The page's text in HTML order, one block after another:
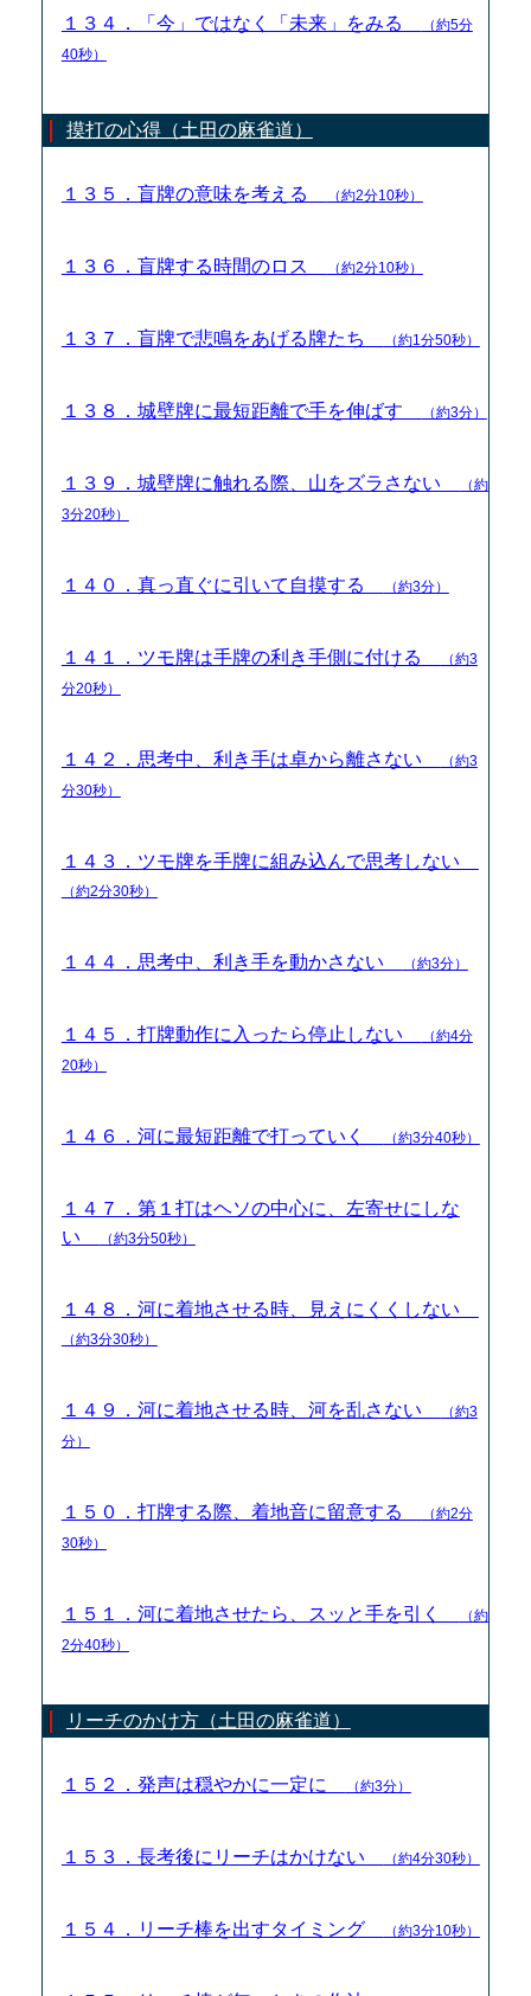
１３４．「今」ではなく「未来」をみる
（約5分
40秒）
摸打の心得（土田の麻雀道）
１３５．盲牌の意味を考える （約2分10秒）
１３６．盲牌する時間のロス （約2分10秒）
１３７．盲牌で悲鳴をあげる牌たち （約1分50秒）
１３８．城壁牌に最短距離で手を伸ばす （約3分）
１３９．城壁牌に触れる際、山をズラさない
（約
3分20秒）
１４０．真っ直ぐに引いて自摸する （約3分）
１４１．ツモ牌は手牌の利き手側に付ける
（約3
分20秒）
１４２．思考中、利き手は卓から離さない
（約3
分30秒）
１４３．ツモ牌を手牌に組み込んで思考しない
（約2分30秒）
１４４．思考中、利き手を動かさない （約3分）
１４５．打牌動作に入ったら停止しない
（約4分
20秒）
１４６．河に最短距離で打っていく （約3分40秒）
１４７．第１打はヘソの中心に、左寄せにしな
い
（約3分50秒）
１４８．河に着地させる時、見えにくくしない
（約3分30秒）
１４９．河に着地させる時、河を乱さない
（約3
分）
１５０．打牌する際、着地音に留意する
（約2分
30秒）
１５１．河に着地させたら、スッと手を引く
（約
2分40秒）
リーチのかけ方（土田の麻雀道）
１５２．発声は穏やかに一定に （約3分）
１５３．長考後にリーチはかけない （約4分30秒）
１５４．リーチ棒を出すタイミング （約3分10秒）